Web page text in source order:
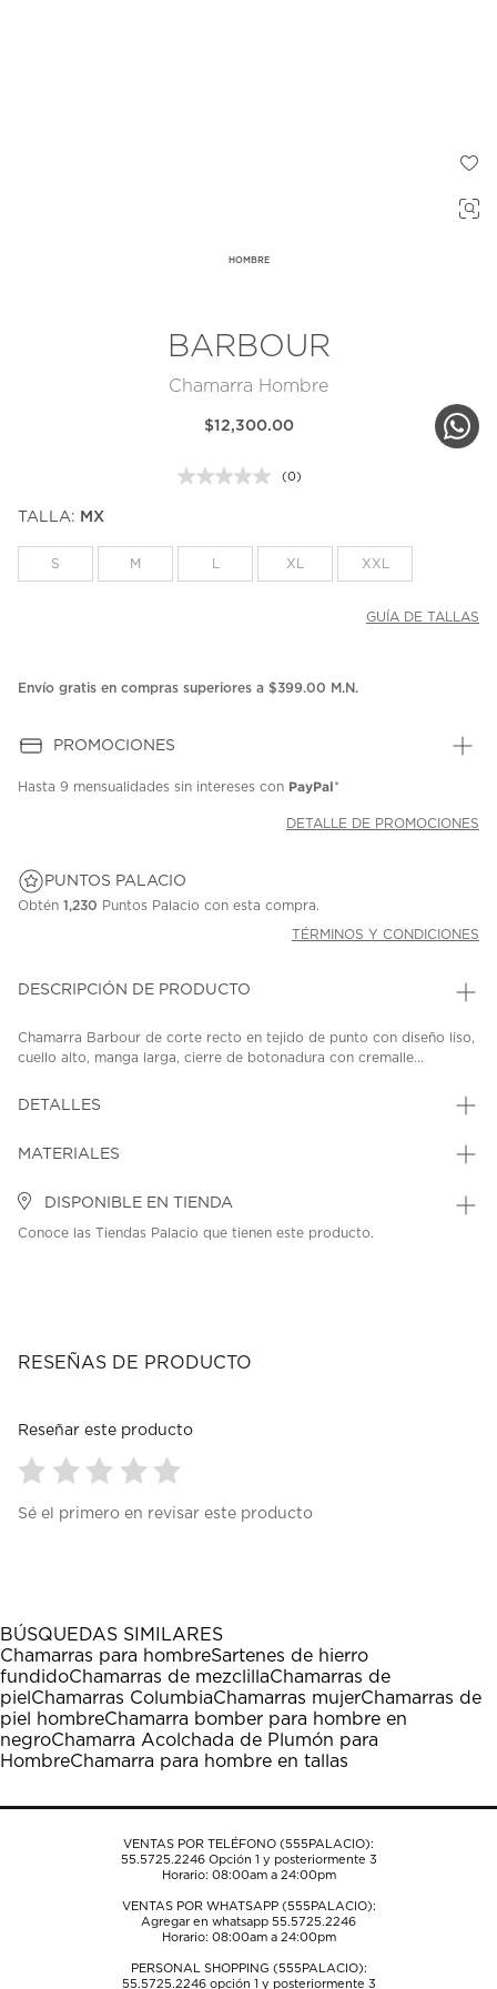
HOMBRE
BARBOUR
Chamarra Hombre
$12,300.00
Sin
la
misma
(0)
TALLA: MX
S M XL XXL
GUÍA DE TALLAS
Envío gratis en compras superiores a $399.00 M.N.
PROMOCIONES
Hasta 9 mensualidades sin intereses con PayPal*
DETALLE DE PROMOCIONES
PUNTOS PALACIO
Obtén 1,230 Puntos Palacio con esta compra.
TÉRMINOS Y CONDICIONES
DESCRIPCIÓN DE PRODUCTO
Chamarra Barbour de corte recto en tejido de punto con diseño liso,
cuello alto, manga larga, cierre de botonadura con cremalle...
DETALLES
MATERIALES
DISPONIBLE EN TIENDA
Conoce las Tiendas Palacio que tienen este producto.
RESEÑAS DE PRODUCTO
Reseñar este producto
para
1
estrella
Esta
acción
abrirá
el
formulario
de
para
estrellas.
Esta
acción
abrirá
el
formulario
de
para
estrellas.
Esta
acción
abrirá
el
formulario
de
para
estrellas.
Esta
acción
abrirá
el
formulario
de
para
estrellas.
Esta
acción
abrirá
el
formulario
de
Sé el primero en revisar este producto
BÚSQUEDAS SIMILARES
Chamarras para hombreSartenes de hierro
fundidoChamarras de mezclillaChamarras de
piel Chamarras ColumbiaChamarras mujerChamarras de
piel hombreChamarra bomber para hombre en
negroChamarra Acolchada de Plumón para
HombreChamarra para hombre en tallas
VENTAS POR TELÉFONO (555PALACIO):
55.5725.2246Opción 1 y posteriormente 3
Horario: 08:00am a 24:00pm
VENTAS POR WHATSAPP (555PALACIO):
Agregar en whatsapp 55.5725.2246
Horario: 08:00am a 24:00pm
PERSONAL SHOPPING (555PALACIO):
55.5725.2246opción 1 y posteriormente 3